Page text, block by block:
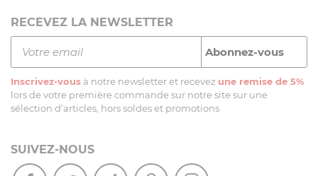
RECEVEZ LA NEWSLETTER
Inscrivez-vous à notre newsletter et recevez une remise de 5%
lors de votre première commande sur notre site sur une
sélection d’articles, hors soldes et promotions
SUIVEZ-NOUS